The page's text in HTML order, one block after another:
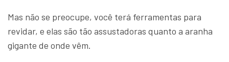
Mas não se preocupe, você terá ferramentas para
revidar, e elas são tão assustadoras quanto a aranha
gigante de onde vêm.